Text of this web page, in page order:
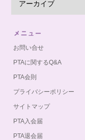
メニュー
お問い合せ
PTAに関するQ&A
PTA会則
プライバシーポリシー
サイトマップ
PTA入会届
PTA退会届